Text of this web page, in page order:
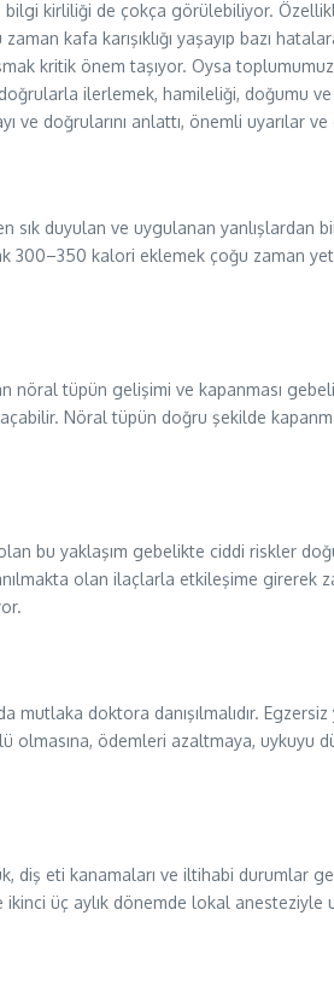
kirliliği de çokça görülebiliyor.
kafa karışıklığı yaşayıp bazı
kritik önem taşıyor. Oysa
ilerlemek, hamileliği, doğumu ve
ve doğrularını anlattı, önemli uyarılar
sık duyulan ve uygulanan
kalori eklemek çoğu zaman
nöral tüpün gelişimi ve kapanması
Nöral tüpün doğru şekilde
bu yaklaşım gebelikte ciddi riskler
olan ilaçlarla etkileşime
doktora danışılmalıdır.
olmasına, ödemleri azaltmaya,
diş eti kanamaları ve iltihabi
üç aylık dönemde lokal